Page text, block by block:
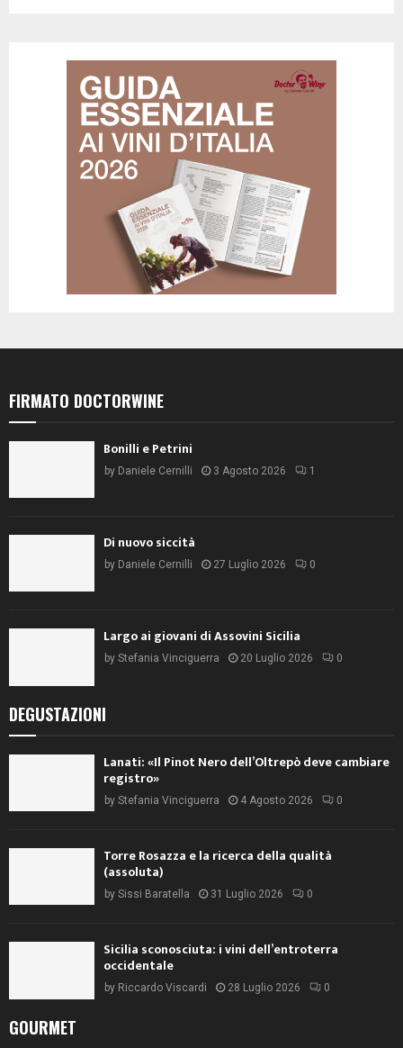
FIRMATO DOCTORWINE
Bonilli e Petrini
by Daniele Cernilli 3 Agosto 2026 1
Di nuovo siccità
by Daniele Cernilli 27 Luglio 2026 0
Largo ai giovani di Assovini Sicilia
by Stefania Vinciguerra 20 Luglio 2026 0
DEGUSTAZIONI
Lanati: «Il Pinot Nero dell’Oltrepò deve cambiare
registro»
by Stefania Vinciguerra 4 Agosto 2026 0
Torre Rosazza e la ricerca della qualità
(assoluta)
by Sissi Baratella 31 Luglio 2026 0
Sicilia sconosciuta: i vini dell’entroterra
occidentale
by Riccardo Viscardi 28 Luglio 2026 0
GOURMET